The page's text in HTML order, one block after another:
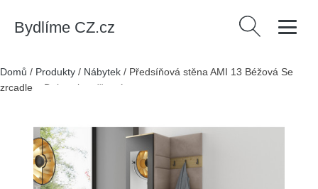
Bydlíme CZ.cz Vyhledávání
Domů / Produkty / Nábytek / Předsíňová stěna AMI 13 Béžová Se
zrcadlem Dub artisan/černá